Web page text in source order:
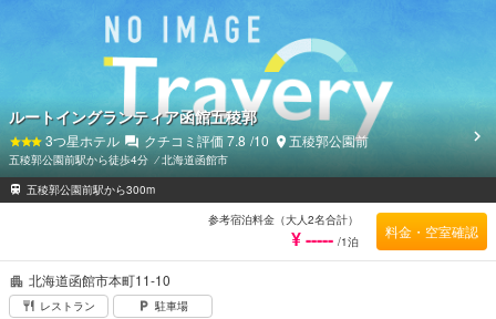
北海道函館市本町11-10
レストラン
駐車場
ルートイングランティア函館五稜郭
3つ星ホテル クチコミ評価 7.8 /10 五稜郭公園前
五稜郭公園前駅から徒歩4分 ⁄北海道函館市
五稜郭公園前駅から300m
参考宿泊料金（大人2名合計）
¥ ----- /1泊
料金・空室確認